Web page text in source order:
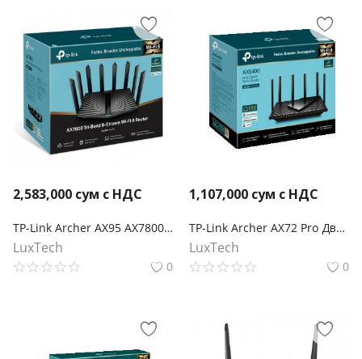
2,583,000 сум с НДС
TP-Link Archer AX95 AX7800 Беспроводной трехдиапазонный мультигигабитный MU-MIMO маршрутизатор Wi-Fi 6 с двумя USB-портами
LuxTech
0
1,107,000 сум с НДС
TP-Link Archer AX72 Pro Двухдиапазонный гигабитный маршрутизатор Wi-Fi 6 AX5400
LuxTech
0